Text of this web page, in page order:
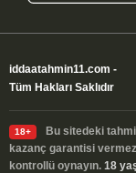
iddaatahmin11.com -
Tüm Hakları Saklıdır
18+ Bu sitedeki
kazanç garantisi
kontrollü oynayın. 18